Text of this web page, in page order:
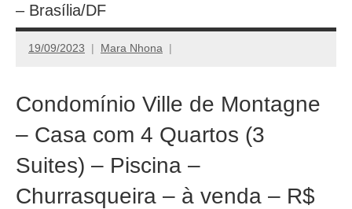
– Brasília/DF
19/09/2023 Mara Nhona
Condomínio Ville de Montagne
– Casa com 4 Quartos (3
Suites) – Piscina –
Churrasqueira – à venda – R$